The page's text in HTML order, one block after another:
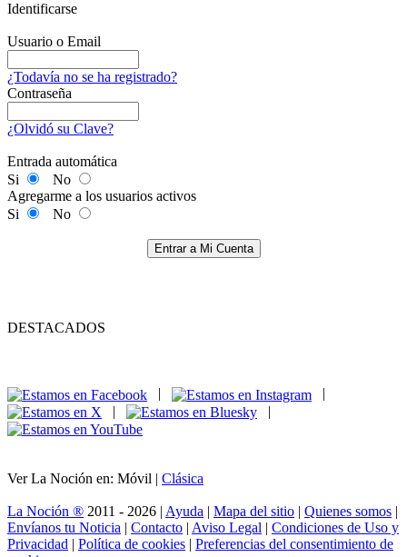
Identificarse
Usuario o Email
¿Todavía no se ha registrado?
Contraseña
¿Olvidó su Clave?
Entrada automática
Si
No
Agregarme a los usuarios activos
Si
No
Entrar a Mi Cuenta
DESTACADOS
|
|
Ver La Noción en: Móvil | Clásica
La Noción ® 2011 - 2026 | Ayuda | Mapa del sitio | Quienes somos |
Envíanos tu Noticia | Contacto | Aviso Legal | Condiciones de Uso y
Privacidad | Política de cookies | Preferencias del consentimiento de